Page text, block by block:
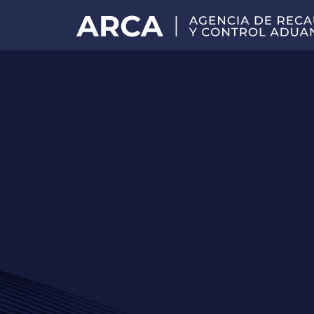
Portal
principal